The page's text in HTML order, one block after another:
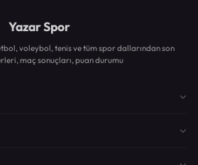
Yazar Spor
voleybol, tenis ve tüm spor dallarından son
maç sonuçları, puan durumu